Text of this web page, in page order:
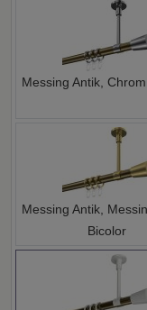
Messing Antik,
Messing Antik,
Bicolor